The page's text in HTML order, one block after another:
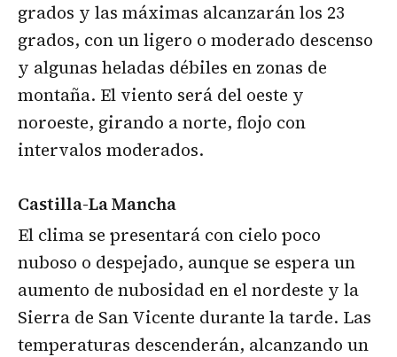
grados y las máximas alcanzarán los 23
grados, con un ligero o moderado descenso
y algunas heladas débiles en zonas de
montaña. El viento será del oeste y
noroeste, girando a norte, flojo con
intervalos moderados.
Castilla-La Mancha
El clima se presentará con cielo poco
nuboso o despejado, aunque se espera un
aumento de nubosidad en el nordeste y la
Sierra de San Vicente durante la tarde. Las
temperaturas descenderán, alcanzando un